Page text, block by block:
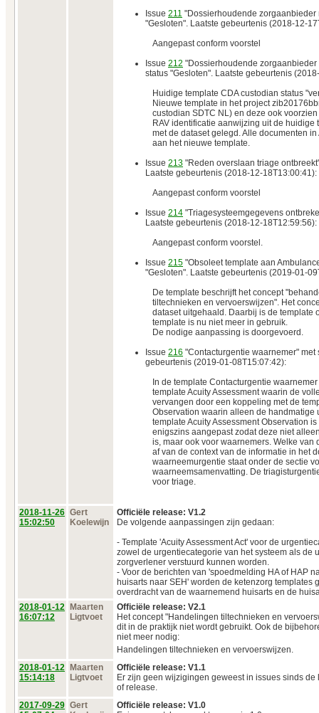
Issue 211 "Dossierhoudende zorgaanbieder
"Gesloten". Laatste gebeurtenis (2018-12-
Aangepast conform voorstel
Issue 212 "Dossierhoudende zorgaanbieder
status "Gesloten". Laatste gebeurtenis
Huidige template CDA custodian status
Nieuwe template in het project
custodian SDTC NL) en deze ook
RAV identificatie aanwijzing uit de huidige
met de dataset gelegd. Alle documenten
aan het nieuwe template.
Issue 213 "Reden overslaan triage
Laatste gebeurtenis (2018-12-18T13:00:41):
Aangepast conform voorstel
Issue 214 "Triagesysteemgegevens
Laatste gebeurtenis (2018-12-18T12:59:56):
Aangepast conform voorstel.
Issue 215 "Obsoleet template aan
"Gesloten". Laatste gebeurtenis (2019-01-
De template beschrijft het concept
tiltechnieken en vervoerswijzen". Het
dataset uitgehaald. Daarbij is de template
template is nu niet meer in gebruik.
De nodige aanpassing is doorgevoerd.
Issue 216 "Contacturgentie waarnemer" met
gebeurtenis (2019-01-08T15:07:42):
In de template Contacturgentie
template Acuity Assessment waarin de
vervangen door een koppeling met de
Observation waarin alleen de handmatige
template Acuity Assessment Observation
enigszins aangepast zodat deze niet
is, maar ook voor waarnemers. Welke van
af van de context van de informatie in het
waarneemurgentie staat onder de sectie
waarneemsamenvatting. De
voor triage.
2018‑11‑26
15:02:50
Gert
Koelewijn
Officiële release: V1.2
De volgende aanpassingen zijn gedaan:
- Template 'Acuity Assessment Act' voor de
zowel de urgentiecategorie van het systeem als de
zorgverlener verstuurd kunnen worden.
- Voor de berichten van 'spoedmelding HA of HAP
huisarts naar SEH' worden de ketenzorg templates
overdracht van de waarnemend huisarts en de
2018‑01‑12
16:07:12
Maarten
Ligtvoet
Officiële release: V2.1
Het concept "Handelingen tiltechnieken en
dit in de praktijk niet wordt gebruikt. Ook de
niet meer nodig:
Handelingen tiltechnieken en vervoerswijzen.
2018‑01‑12
15:14:18
Maarten
Ligtvoet
Officiële release: V1.1
Er zijn geen wijzigingen geweest in issues sinds de
of release.
2017‑09‑29 Gert
Officiële release: V1.0